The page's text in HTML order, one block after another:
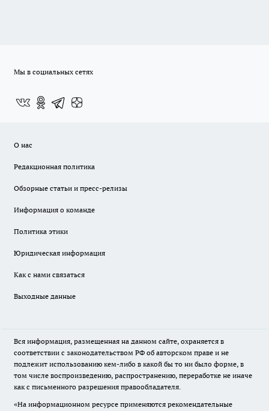
Мы в социальных сетях
О нас
Редакционная политика
Обзорные статьи и пресс-релизы
Информация о команде
Политика этики
Юридическая информация
Как с нами связаться
Выходные данные
Вся информация, размещенная на данном сайте, охраняется в
соответствии с законодательством РФ об авторском праве и не
подлежит использованию кем-либо в какой бы то ни было форме, в
том числе воспроизведению, распространению, переработке не иначе
как с письменного разрешения правообладателя.
«На информационном ресурсе применяются рекомендательные